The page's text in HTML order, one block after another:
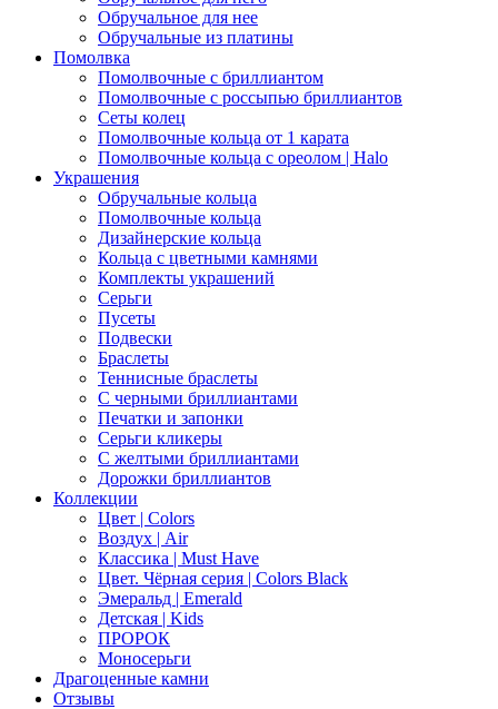
Обручальное для нее
Обручальные из платины
Помолвка
Помолвочные с бриллиантом
Помолвочные с россыпью бриллиантов
Сеты колец
Помолвочные кольца от 1 карата
Помолвочные кольца с ореолом | Halo
Украшения
Обручальные кольца
Помолвочные кольца
Дизайнерские кольца
Кольца с цветными камнями
Комплекты украшений
Серьги
Пусеты
Подвески
Браслеты
Теннисные браслеты
C черными бриллиантами
Печатки и запонки
Серьги кликеры
С желтыми бриллиантами
Дорожки бриллиантов
Коллекции
Цвет | Colors
Воздух | Air
Классика | Must Have
Цвет. Чёрная серия | Colors Black
Эмеральд | Emerald
Детская | Kids
ПРОРОК
Моносерьги
Драгоценные камни
Отзывы